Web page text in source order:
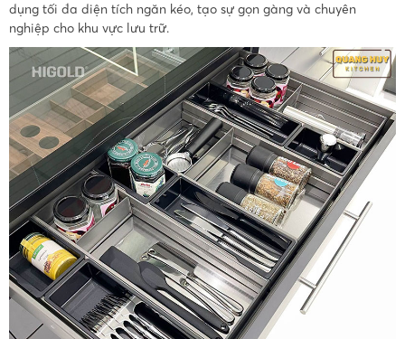
dụng tối đa diện tích ngăn kéo, tạo sự gọn gàng và chuyên
nghiệp cho khu vực lưu trữ.